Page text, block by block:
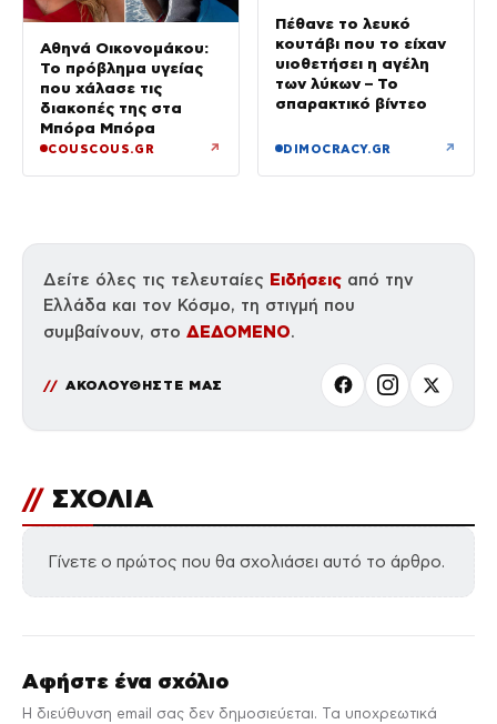
Αθηνά Οικονομάκου:
Το πρόβλημα υγείας
που χάλασε τις
διακοπές της στα
Μπόρα Μπόρα
COUSCOUS.GR ↗
Πέθανε το λευκό
κουτάβι που το είχαν
υιοθετήσει η αγέλη
των λύκων – Το
σπαρακτικό βίντεο
DIMOCRACY.GR ↗
Δείτε όλες τις τελευταίες Ειδήσεις από την
Ελλάδα και τον Κόσμο, τη στιγμή που
συμβαίνουν, στο ΔΕΔΟΜΕΝΟ.
ΑΚΟΛΟΥΘΗΣΤΕ ΜΑΣ
// ΣΧΟΛΙΑ
Γίνετε ο πρώτος που θα σχολιάσει αυτό το άρθρο.
Αφήστε ένα σχόλιο
Η διεύθυνση email σας δεν δημοσιεύεται. Τα υποχρεωτικά